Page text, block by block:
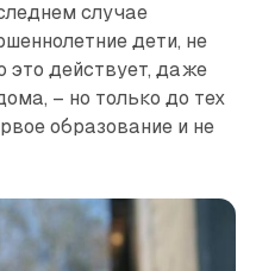
случае
дети, не
это действует, даже
– но только до тех
образование и не